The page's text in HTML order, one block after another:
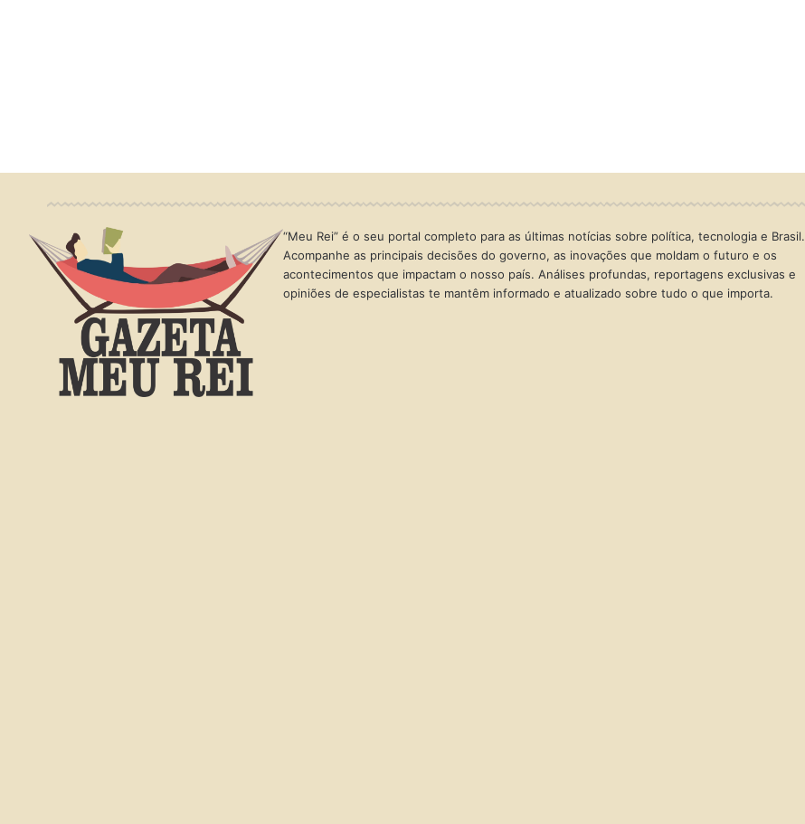
“Meu Rei” é o seu portal completo para as últimas notícias sobre política, tecnologia e Brasil.
Acompanhe as principais decisões do governo, as inovações que moldam o futuro e os
acontecimentos que impactam o nosso país. Análises profundas, reportagens exclusivas e
opiniões de especialistas te mantêm informado e atualizado sobre tudo o que importa.